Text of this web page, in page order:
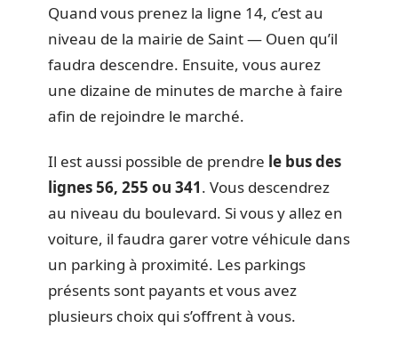
Quand vous prenez la ligne 14, c’est au
niveau de la mairie de Saint — Ouen qu’il
faudra descendre. Ensuite, vous aurez
une dizaine de minutes de marche à faire
afin de rejoindre le marché.
Il est aussi possible de prendre le bus des
lignes 56, 255 ou 341. Vous descendrez
au niveau du boulevard. Si vous y allez en
voiture, il faudra garer votre véhicule dans
un parking à proximité. Les parkings
présents sont payants et vous avez
plusieurs choix qui s’offrent à vous.